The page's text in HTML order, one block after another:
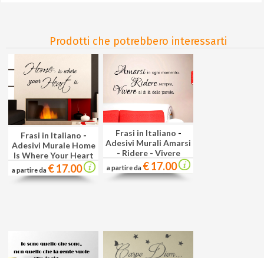
Prodotti che potrebbero interessarti
Frasi in Italiano -
Adesivi Murale Home
Is Where Your Heart
a partire da € 17.00
Frasi in Italiano -
Adesivi Murali Amarsi
- Ridere - Vivere
a partire da € 17.00